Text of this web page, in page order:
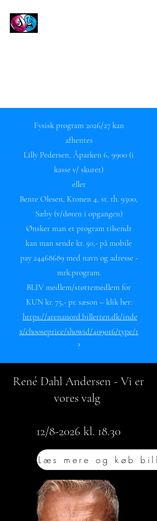
Fysisk program 2026/27 kan
afhentes
Lilly Pedersen, Åparken 6, 9900 (i
kasse v/ skuret)
eller
Bente Olesen, Kronen 4, st. th. 9300,
Sæby (v/døren i opgangen)
Ønsker man et program tilsendt
kan man sende kr. 50,- på mobile
pay 24468689 med navn og adresse -
mrk.program.
BLIV medlem/støttemedlem for
KUN kr. 75,- pr. sæson – klik her:
https://arenanord.billetten.dk/inde
x/chooseprice/showid/409016/type/1
?
René Dahl Andersen - Vi er
vores valg
12/8-2026 kl. 18.30
Læs mere og køb